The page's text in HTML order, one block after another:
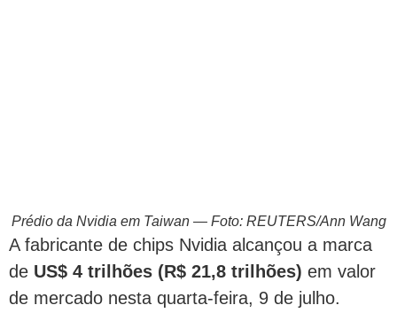
Prédio da Nvidia em Taiwan — Foto: REUTERS/Ann Wang
A fabricante de chips Nvidia alcançou a marca
de US$ 4 trilhões (R$ 21,8 trilhões) em valor
de mercado nesta quarta-feira, 9 de julho.